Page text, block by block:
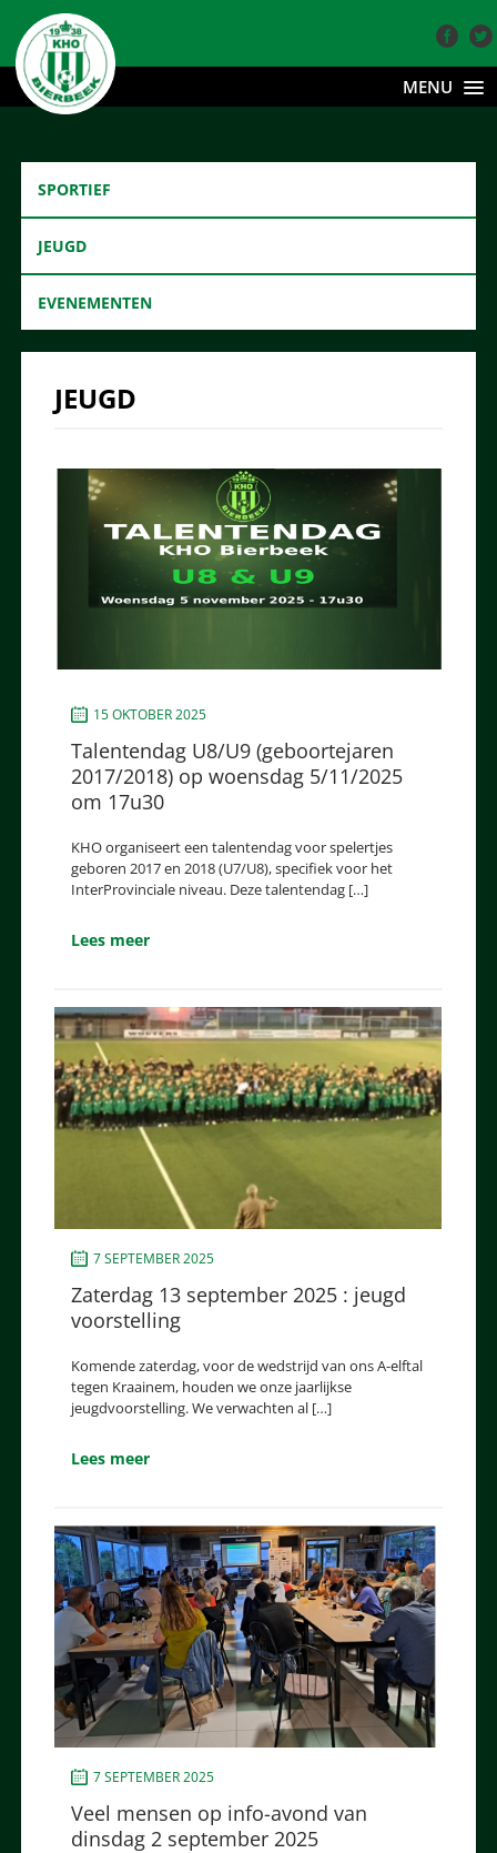
MENU
SPORTIEF
JEUGD
EVENEMENTEN
JEUGD
15 OKTOBER 2025
Talentendag U8/U9 (geboortejaren
2017/2018) op woensdag 5/11/2025
om 17u30
KHO organiseert een talentendag voor spelertjes
geboren 2017 en 2018 (U7/U8), specifiek voor het
InterProvinciale niveau. Deze talentendag […]
Lees meer
7 SEPTEMBER 2025
Zaterdag 13 september 2025 : jeugd
voorstelling
Komende zaterdag, voor de wedstrijd van ons A-elftal
tegen Kraainem, houden we onze jaarlijkse
jeugdvoorstelling. We verwachten al […]
Lees meer
7 SEPTEMBER 2025
Veel mensen op info-avond van
dinsdag 2 september 2025